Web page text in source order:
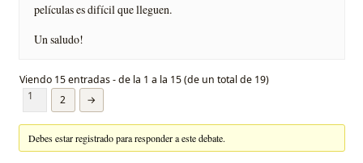
películas es difícil que lleguen.
Un saludo!
Viendo 15 entradas - de la 1 a la 15 (de un total de 19)
1
2 →
Debes estar registrado para responder a este debate.